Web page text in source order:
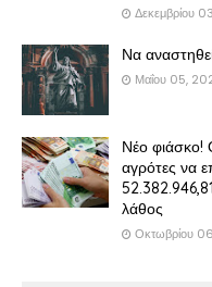
Δεκεμβρίου
Να
Μαΐου 05,
Νέο
αγρότες να
λάθος
Οκτωβρίου